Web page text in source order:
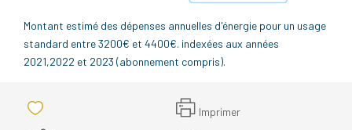
Montant estimé des dépenses annuelles d'énergie pour un usage
standard entre 3200€ et 4400€. indexées aux années
2021,2022 et 2023 (abonnement compris).
Imprimer